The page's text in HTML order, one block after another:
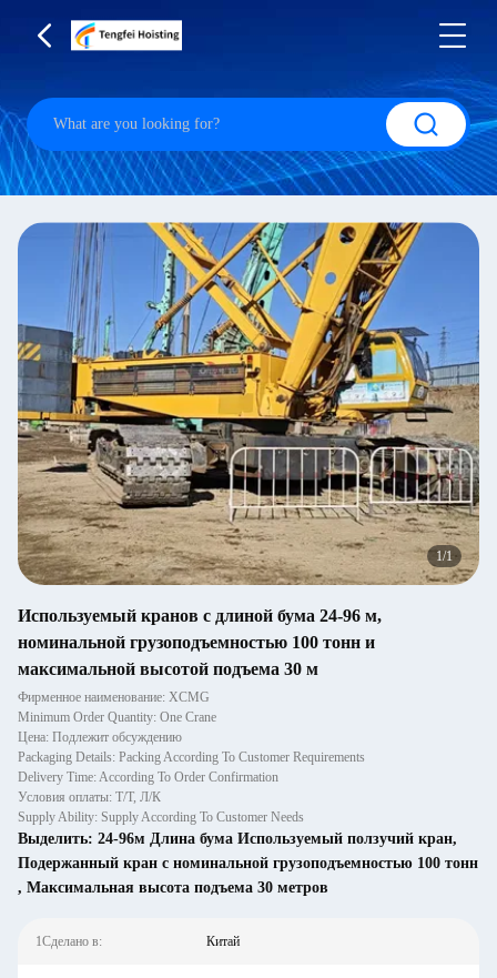
1/1
Используемый кранов с длиной бума 24-96 м,
номинальной грузоподъемностью 100 тонн и
максимальной высотой подъема 30 м
Фирменное наименование: XCMG
Minimum Order Quantity: One Crane
Цена: Подлежит обсуждению
Packaging Details: Packing According To Customer Requirements
Delivery Time: According To Order Confirmation
Условия оплаты: Т/Т, Л/К
Supply Ability: Supply According To Customer Needs
Выделить: 24-96м Длина бума Используемый ползучий кран,
Подержанный кран с номинальной грузоподъемностью 100 тонн
, Максимальная высота подъема 30 метров
1Сделано в: Китай